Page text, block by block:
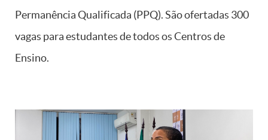
Permanência Qualificada (PPQ). São ofertadas 300
vagas para estudantes de todos os Centros de
Ensino.